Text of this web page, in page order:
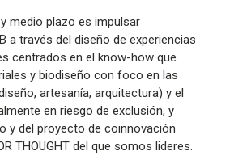
medio plazo es impulsar
a través del diseño de experiencias
centrados en el know-how que
y biodiseño con foco en las
artesanía, arquitectura) y el
en riesgo de exclusión, y
y del proyecto de coinnovación
THOUGHT del que somos lideres.